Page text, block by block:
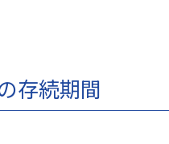
存続期間